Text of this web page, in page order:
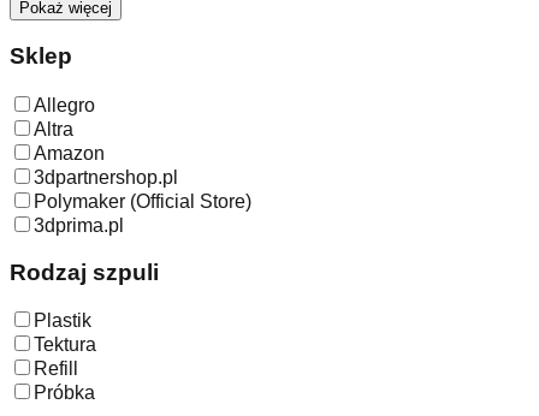
Pokaż więcej
Sklep
Allegro
Altra
Amazon
3dpartnershop.pl
Polymaker (Official Store)
3dprima.pl
Rodzaj szpuli
Plastik
Tektura
Refill
Próbka